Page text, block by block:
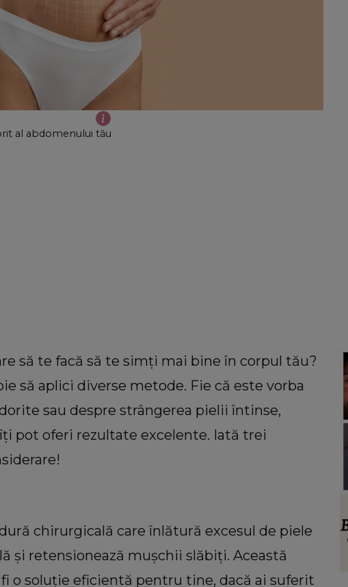
al abdomenului tău
să te facă să te simți mai bine în corpul tău?
să aplici diverse metode. Fie că este vorba
sau despre strângerea pielii întinse,
pot oferi rezultate excelente. Iată trei
chirurgicală care înlătură excesul de piele
și retensionează mușchii slăbiți. Această
o soluție eficientă pentru tine, dacă ai suferit
fetiței de
Familia
de
dus sora
Ronald Gavril, dezvăluire neașteptată
despre Anamaria Prodan! Ce spunea
despre impresară cu doar șase luni
înainte să o cunoască: „Ferească